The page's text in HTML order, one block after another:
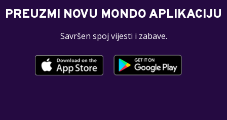
PREUZMI NOVU MONDO APLIKACIJU
Savršen spoj vijesti i zabave.